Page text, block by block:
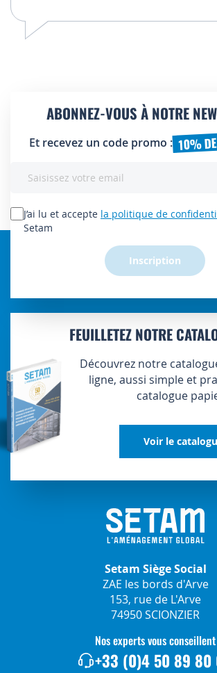
ABONNEZ-VOUS À NOTRE
Et recevez un code promo : 10%
lettre
d’information
J’ai lu et accepte la politique de
Setam
Inscription
FEUILLETEZ NOTRE
Découvrez notre
ligne, aussi simple et
catalogue
Voir le
Setam Siège Social
ZAE les bords d'Arve
153, rue de L'Arve
74950 SCIONZIER
Nos experts vous conseillent
+33 (0)4 50 89 80